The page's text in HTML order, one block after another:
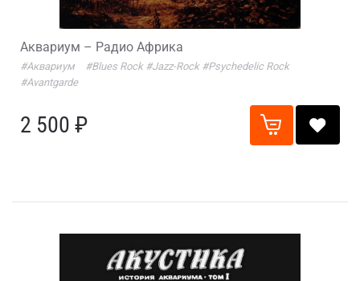
Аквариум – Радио Африка
#Аквариум #Blues Rock #Jazz-Rock #Psychedelic Rock
#Avantgarde
2 500 ₽